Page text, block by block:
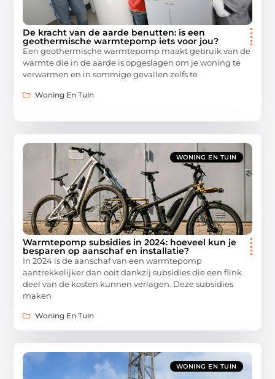
De kracht van de aarde benutten: is een
geothermische warmtepomp iets voor jou?
Een geothermische warmtepomp maakt gebruik van de
warmte die in de aarde is opgeslagen om je woning te
verwarmen en in sommige gevallen zelfs te
Woning En Tuin
WONING EN TUIN
Warmtepomp subsidies in 2024: hoeveel kun je
besparen op aanschaf en installatie?
In 2024 is de aanschaf van een warmtepomp
aantrekkelijker dan ooit dankzij subsidies die een flink
deel van de kosten kunnen verlagen. Deze subsidies
maken
Woning En Tuin
WONING EN TUIN